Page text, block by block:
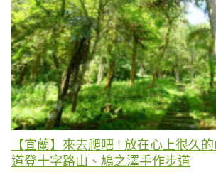
【宜蘭】來去爬吧 ! 放在心上很久
道登十字路山、鳩之澤手作步道